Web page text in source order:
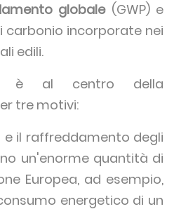
globale (GWP) e
carbonio incorporate nei
edili.
è al centro della
tre motivi:
e il raffreddamento degli
un'enorme quantità di
Europea, ad esempio,
energetico di un